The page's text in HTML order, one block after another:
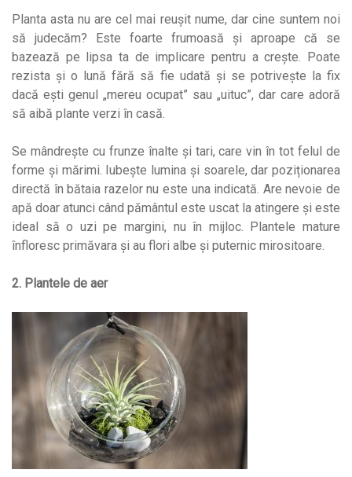
Planta asta nu are cel mai reușit nume, dar cine suntem noi
să judecăm? Este foarte frumoasă și aproape că se
bazează pe lipsa ta de implicare pentru a crește. Poate
rezista și o lună fără să fie udată și se potrivește la fix
dacă ești genul „mereu ocupat” sau „uituc”, dar care adoră
să aibă plante verzi în casă.
Se mândrește cu frunze înalte și tari, care vin în tot felul de
forme și mărimi. Iubește lumina și soarele, dar poziționarea
directă în bătaia razelor nu este una indicată. Are nevoie de
apă doar atunci când pământul este uscat la atingere și este
ideal să o uzi pe margini, nu în mijloc. Plantele mature
înfloresc primăvara și au flori albe și puternic mirositoare.
2. Plantele de aer